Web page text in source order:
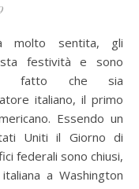
festività e sono
fatto che sia
italiano, il primo
Essendo un
Uniti il Giorno di
federali sono chiusi,
a Washington